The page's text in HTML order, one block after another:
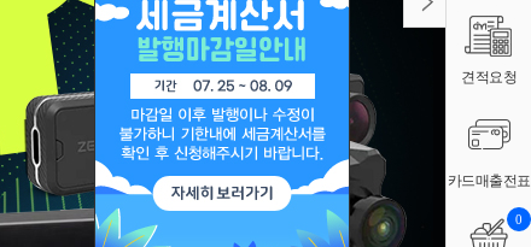
견적요청
카드매출전표
0